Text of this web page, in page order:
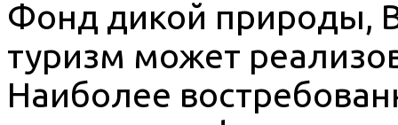
Фонд дикой природы,
туризм может
Наиболее